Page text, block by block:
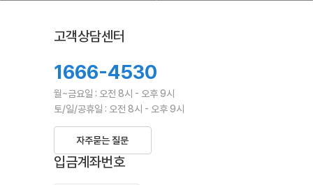
고객상담센터
1666-4530
월~금요일 : 오전 8시 - 오후 9시
토/일/공휴일 : 오전 8시 - 오후 9시
자주묻는 질문
입금계좌번호